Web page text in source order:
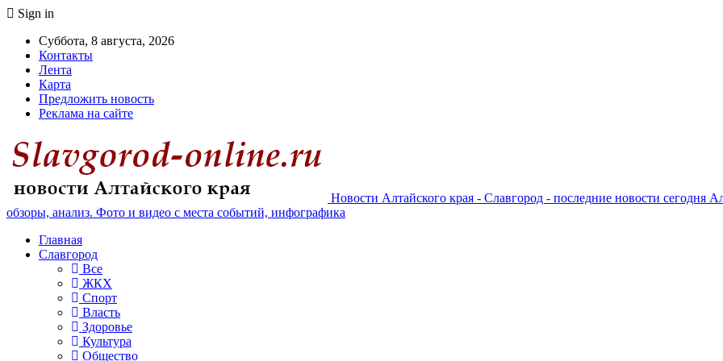
Sign in
Суббота, 8 августа, 2026
Контакты
Лента
Карта
Предложить новость
Реклама на сайте
Новости Алтайского края - Славгород - последние новости сегодня
обзоры, анализ. Фото и видео с места событий, инфографика
Главная
Славгород
Все
ЖКХ
Спорт
Власть
Здоровье
Культура
Общество